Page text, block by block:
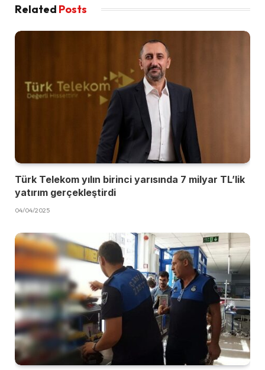
Related Posts
Türk Telekom yılın birinci yarısında 7 milyar TL’lik
yatırım gerçekleştirdi
04/04/2025